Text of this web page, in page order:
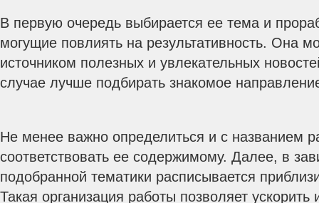
В первую очередь выбирается ее тема и
могущие повлиять на результативность. Она
источником полезных и увлекательных
случае лучше подбирать знакомое
Не менее важно определиться и с названием
соответствовать ее содержимому. Далее, в
подобранной тематики расписывается
Такая организация работы позволяет ускорить